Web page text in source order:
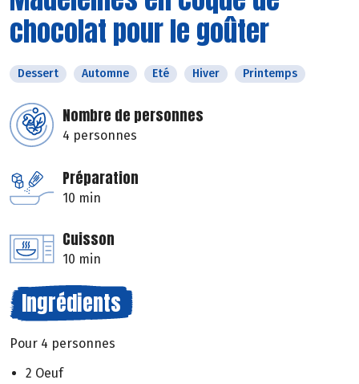
chocolat pour le goûter
Dessert Automne Eté Hiver Printemps
Nombre de personnes
4 personnes
Préparation
10 min
Cuisson
10 min
Ingrédients
Pour 4 personnes
2 Oeuf